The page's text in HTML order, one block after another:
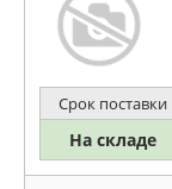
Срок поставки
На складе